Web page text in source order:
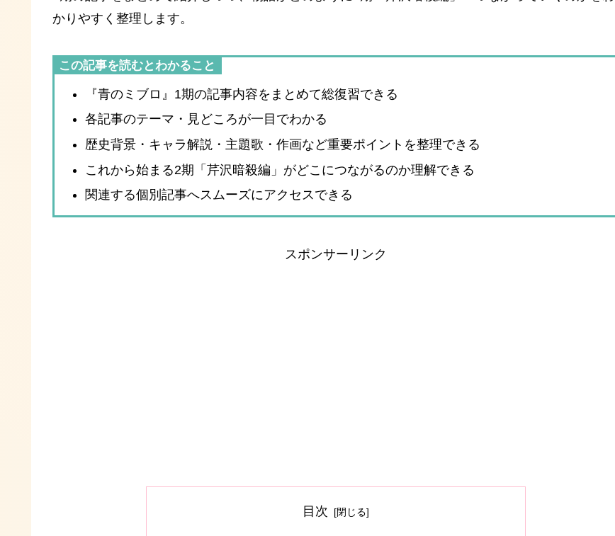
かりやすく整理します。
この記事を読むとわかること
『青のミブロ』1期の記事内容をまとめて総復習できる
各記事のテーマ・見どころが一目でわかる
歴史背景・キャラ解説・主題歌・作画など重要ポイントを整理できる
これから始まる2期「芹沢暗殺編」がどこにつながるのか理解できる
関連する個別記事へスムーズにアクセスできる
スポンサーリンク
目次